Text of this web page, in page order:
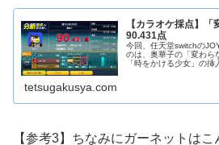
【カラオケ採点】
90.431点
今回、任天堂switchの
のは、奥華子の「変わら
「時をかける少女」の挿
tetsugakusya.com
【参考3】ちなみにガーネットは